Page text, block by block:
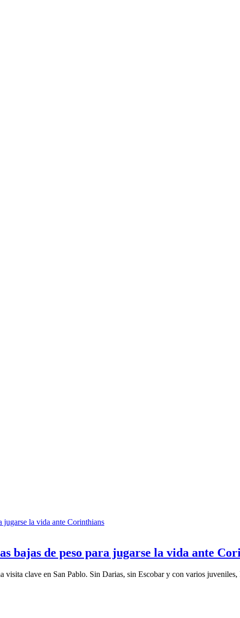
bajas de peso para jugarse la vida ante
clave en San Pablo. Sin Darias, sin Escobar y con varios